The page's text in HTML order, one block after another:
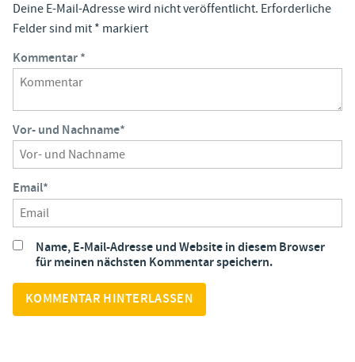
Deine E-Mail-Adresse wird nicht veröffentlicht. Erforderliche
Felder sind mit * markiert
Kommentar*
Vor- und Nachname*
Email*
Name, E-Mail-Adresse und Website in diesem Browser
für meinen nächsten Kommentar speichern.